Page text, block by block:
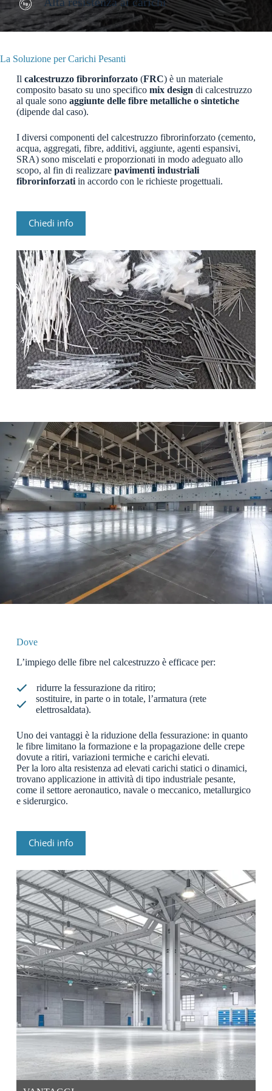
La Soluzione per Carichi Pesanti
Il calcestruzzo fibrorinforzato(FRC) è un materiale
composito basato su uno specifico mix design di calcestruzzo
al quale sono aggiunte delle fibre metalliche o sintetiche
(dipende dal caso).
I diversi componenti del calcestruzzo fibrorinforzato (cemento,
acqua, aggregati, fibre, additivi, aggiunte, agenti espansivi,
SRA) sono miscelati e proporzionati in modo adeguato allo
scopo, al fin di realizzare pavimenti industriali
fibrorinforzatiin accordo con le richieste progettuali.
Chiedi info
Dove
L’impiego delle fibre nel calcestruzzo è efficace per:
ridurre la fessurazione da ritiro;
sostituire, in parte o in totale, l’armatura (rete
elettrosaldata).
Uno dei vantaggi è la riduzione della fessurazione: in quanto
le fibre limitano la formazione e la propagazione delle crepe
dovute a ritiri, variazioni termiche e carichi elevati.
Per la loro alta resistenza ad elevati carichi statici o dinamici,
trovano applicazione in attività di tipo industriale pesante,
come il settore aeronautico, navale o meccanico, metallurgico
e siderurgico.
Chiedi info